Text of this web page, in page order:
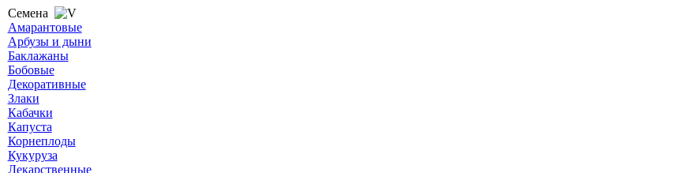
Семена
Амарантовые
Арбузы и дыни
Баклажаны
Бобовые
Декоративные
Злаки
Кабачки
Капуста
Корнеплоды
Кукуруза
Лекарственные